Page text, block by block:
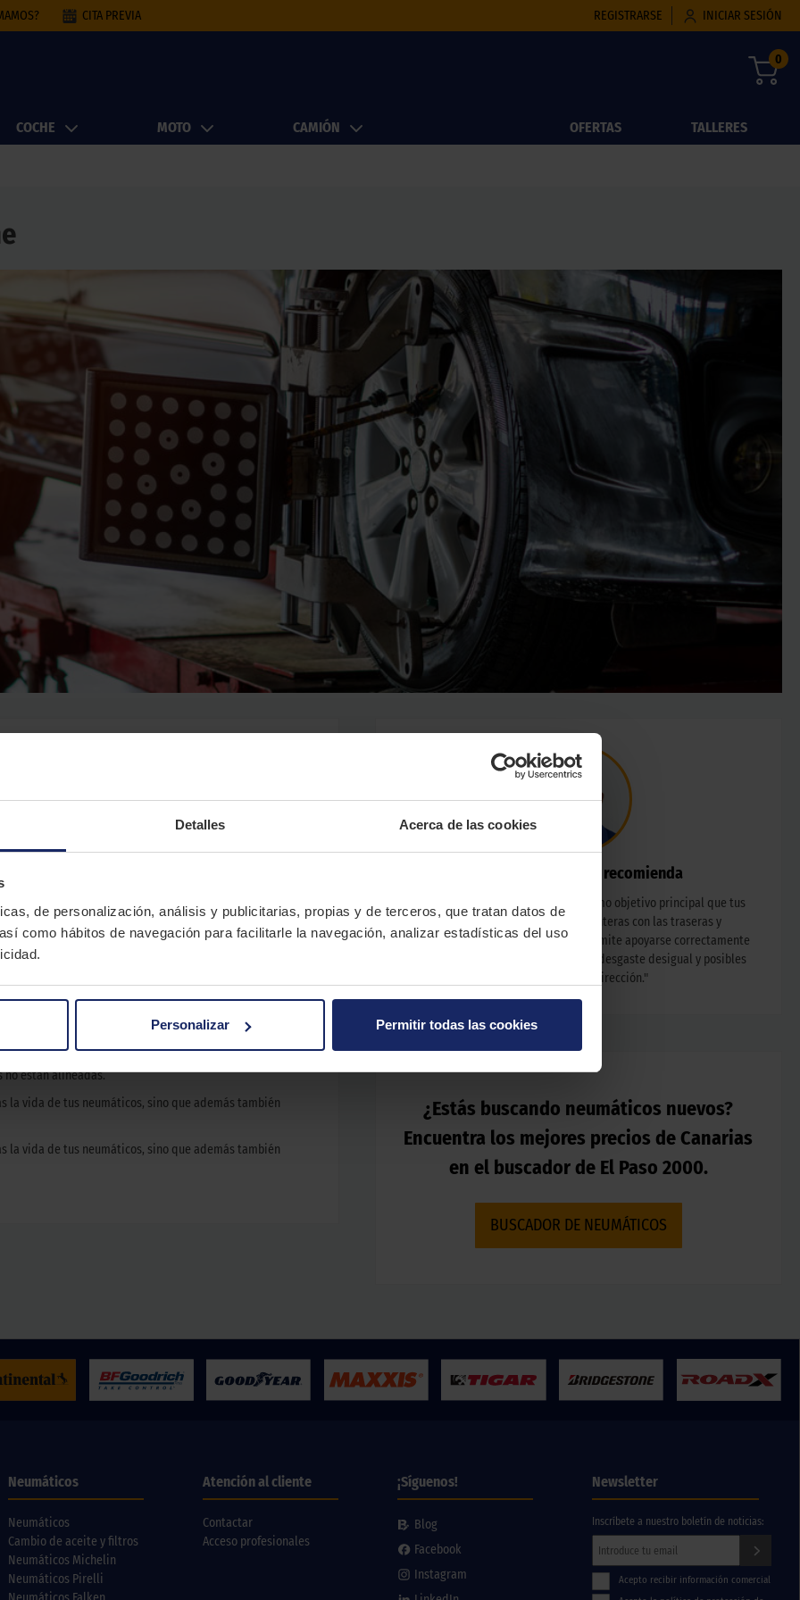
Detalles Acerca de las cookies
de personalización, análisis y publicitarias, propias y de terceros, que tratan datos de
como hábitos de navegación para facilitarle la navegación, analizar estadísticas del uso
Personalizar Permitir todas las cookies
CITA PREVIA REGISTRARSE INICIAR SESIÓN
0
COCHE MOTO CAMIÓN OFERTAS TALLERES
las ruedas traseras del coche.
el asfalto.
del coche.
nuevos a un vehículo. Sin embargo, existen ocasiones en
de estos casos puede ser: golpes con bordillos,
a gran velocidad, colisiones?
uno de los laterales de la rueda se desgasta más que el
un coche?
antes de tiempo y de forma desigual.
tiende a irse hacia un lado cuando en línea recta sueltas
no están alineadas.
la vida de tus neumáticos, sino que además también
la vida de tus neumáticos, sino que además también
Nuestro experto te recomienda
El alineado de neumáticos tiene como objetivo principal que tus
ruedas estén paralelas las delanteras con las traseras y
perpendiculares al suelo. Esto les permite apoyarse correctamente
sobre el asfalto. Con ello evitarás un desgaste desigual y posibles
problemas en la dirección."
¿Estás buscando neumáticos nuevos?
Encuentra los mejores precios de Canarias
en el buscador de El Paso 2000.
BUSCADOR DE NEUMÁTICOS
Neumáticos
Neumáticos
Cambio de aceite y filtros
Neumáticos Michelin
Neumáticos Pirelli
Atención al cliente
Contactar
Acceso profesionales
¡Síguenos!
Blog
Facebook
Instagram
Newsletter
Inscríbete a nuestro boletín de noticias:
Acepto recibir información comercial